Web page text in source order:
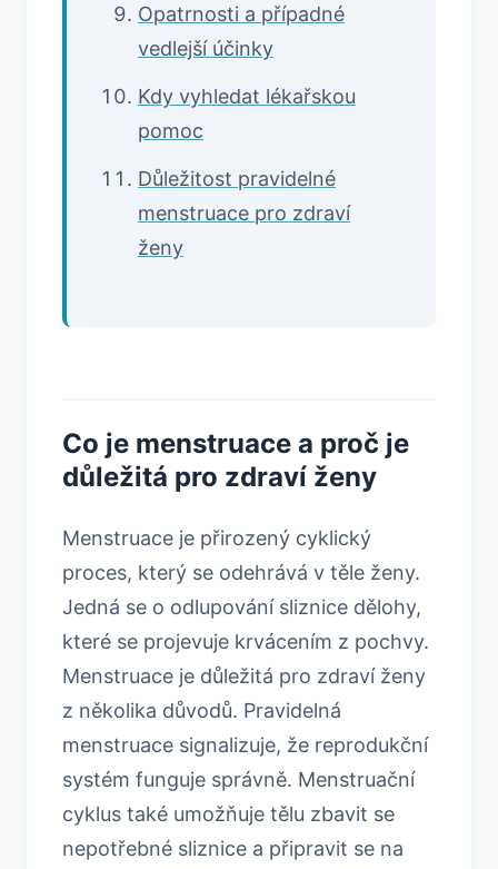
Opatrnosti a případné
vedlejší účinky
Kdy vyhledat lékařskou
pomoc
Důležitost pravidelné
menstruace pro zdraví
ženy
Co je menstruace a proč je
důležitá pro zdraví ženy
Menstruace je přirozený cyklický
proces, který se odehrává v těle ženy.
Jedná se o odlupování sliznice dělohy,
které se projevuje krvácením z pochvy.
Menstruace je důležitá pro zdraví ženy
z několika důvodů. Pravidelná
menstruace signalizuje, že reprodukční
systém funguje správně. Menstruační
cyklus také umožňuje tělu zbavit se
nepotřebné sliznice a připravit se na